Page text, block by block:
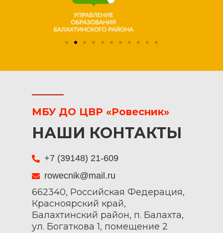
МБУ ДО ЦВР «Ровесник»
НАШИ КОНТАКТЫ
+7 (39148) 21-609
rowecnik@mail.ru
662340, Российская Федерация,
Красноярский край,
Балахтинский район, п. Балахта,
ул. Богаткова 1, помещение 2